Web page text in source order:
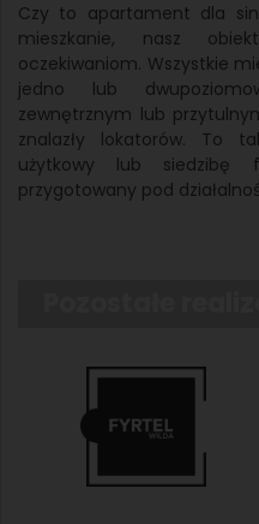
Czy to apartament dla
mieszkanie, nasz
oczekiwaniom. Wszystkie
jedno lub
zewnętrznym lub
znalazły lokatorów. To
użytkowy lub siedzibę
przygotowany pod